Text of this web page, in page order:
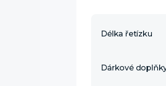
Délka řetízku
Dárkové